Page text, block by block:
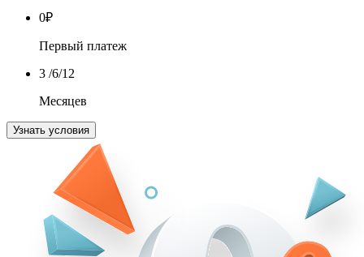
0₽
Первый платеж
3 /6/12
Месяцев
Узнать условия